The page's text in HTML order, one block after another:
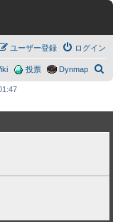
ログイン
ユーザー登録
Dynmap
投票